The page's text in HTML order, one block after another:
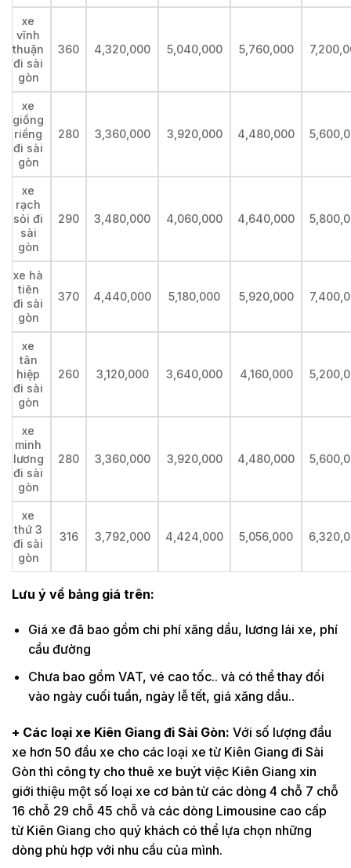
xe
vĩnh
thuận
đi sài
gòn
360 4,320,000 5,040,000 5,760,000
xe
giồng
riềng
đi sài
gòn
280 3,360,000 3,920,000 4,480,000
xe
rạch
sỏi đi
sài
gòn
290 3,480,000 4,060,000 4,640,000
xe hà
tiên
đi sài
gòn
370 4,440,000 5,180,000 5,920,000
xe
tân
hiệp
đi sài
gòn
260 3,120,000 3,640,000 4,160,000
xe
minh
lương
đi sài
gòn
280 3,360,000 3,920,000 4,480,000
xe
thứ 3
đi sài
gòn
316 3,792,000 4,424,000 5,056,000
Lưu ý về bảng giá trên:
Giá xe đã bao gồm chi phí xăng dầu, lương lái xe, phí
cầu đường
Chưa bao gồm VAT, vé cao tốc.. và có thể thay đổi
vào ngày cuối tuần, ngày lễ tết, giá xăng dầu..
+ Các loại xe Kiên Giang đi Sài Gòn: Với số lượng đầu
xe hơn 50 đầu xe cho các loại xe từ Kiên Giang đi Sài
Gòn thì công ty cho thuê xe buýt việc Kiên Giang xin
giới thiệu một số loại xe cơ bản từ các dòng 4 chỗ 7 chỗ
16 chỗ 29 chỗ 45 chỗ và các dòng Limousine cao cấp
từ Kiên Giang cho quý khách có thể lựa chọn những
dòng phù hợp với nhu cầu của mình.